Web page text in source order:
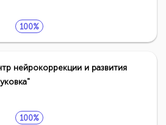
100%
нейрокоррекции и развития
100%